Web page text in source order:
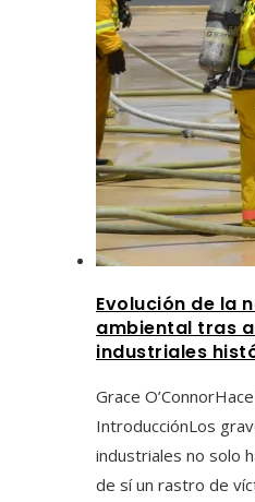
Evolución de la
ambiental tras
industriales
Grace O’Connor
IntroducciónLos
industriales no solo
de sí un rastro de